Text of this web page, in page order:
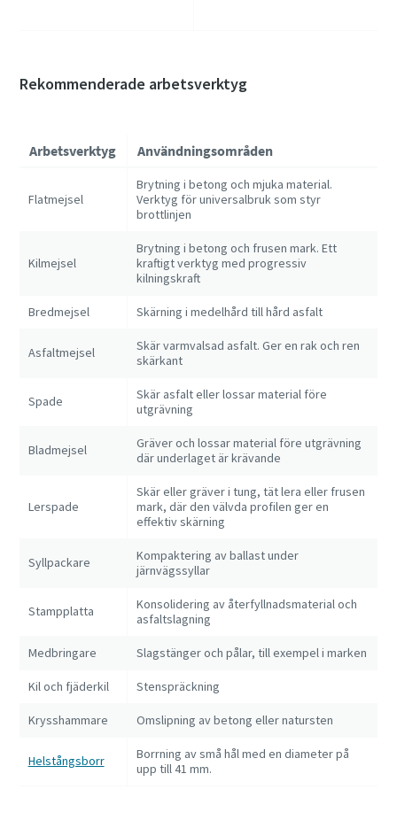
Rekommenderade arbetsverktyg
Arbetsverktyg Användningsområden
Flatmejsel
Brytning i betong och mjuka material.
Verktyg för universalbruk som styr
brottlinjen
Kilmejsel
Brytning i betong och frusen mark. Ett
kraftigt verktyg med progressiv
kilningskraft
Bredmejsel Skärning i medelhård till hård asfalt
Asfaltmejsel
Skär varmvalsad asfalt. Ger en rak och ren
skärkant
Spade
Skär asfalt eller lossar material före
utgrävning
Bladmejsel
Gräver och lossar material före utgrävning
där underlaget är krävande
Lerspade
Skär eller gräver i tung, tät lera eller frusen
mark, där den välvda profilen ger en
effektiv skärning
Syllpackare
Kompaktering av ballast under
järnvägssyllar
Stampplatta
Konsolidering av återfyllnadsmaterial och
asfaltslagning
Medbringare Slagstänger och pålar, till exempel i marken
Kil och fjäderkil Stenspräckning
Krysshammare Omslipning av betong eller natursten
Helstångsborr
Borrning av små hål med en diameter på
upp till 41 mm.